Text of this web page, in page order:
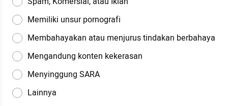
Memiliki unsur pornografi
Membahayakan atau menjurus tindakan berbahaya
Mengandung konten kekerasan
Menyinggung SARA
Lainnya